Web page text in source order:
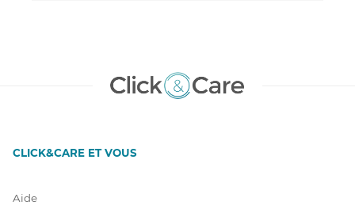
CLICK&CARE ET VOUS
Aide